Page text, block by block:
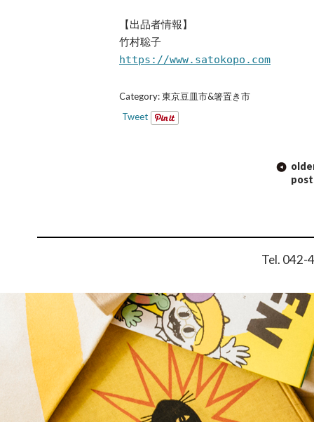
【出品者情報】
竹村聡子
https://www.satokopo.com
Category:東京豆皿市&箸置き市
Tweet
POST NAVIGATION
Tel. 042-